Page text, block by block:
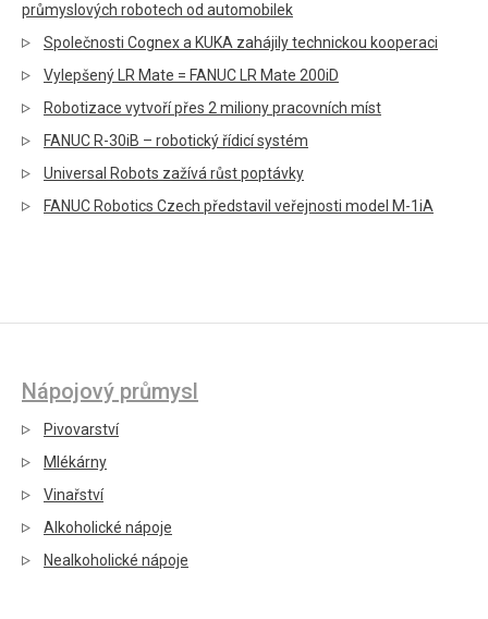
průmyslových robotech od automobilek
Společnosti Cognex a KUKA zahájily technickou kooperaci
Vylepšený LR Mate = FANUC LR Mate 200iD
Robotizace vytvoří přes 2 miliony pracovních míst
FANUC R-30iB – robotický řídicí systém
Universal Robots zažívá růst poptávky
FANUC Robotics Czech představil veřejnosti model M-1iA
Nápojový průmysl
Pivovarství
Mlékárny
Vinařství
Alkoholické nápoje
Nealkoholické nápoje